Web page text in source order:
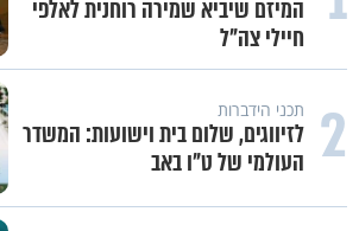
המיזם שיביא שמירה רוחנית לאלפי
חיילי צה"ל
2 תכני הידברות
לזיווגים, שלום בית וישועות: המשדר
העולמי של ט"ו באב